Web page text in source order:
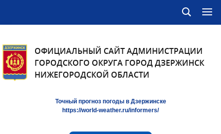
ОФИЦИАЛЬНЫЙ САЙТ АДМИНИСТРАЦИИ
ГОРОДСКОГО ОКРУГА ГОРОД ДЗЕРЖИНСК
НИЖЕГОРОДСКОЙ ОБЛАСТИ
Точный прогноз погоды в Дзержинске
https://world-weather.ru/informers/